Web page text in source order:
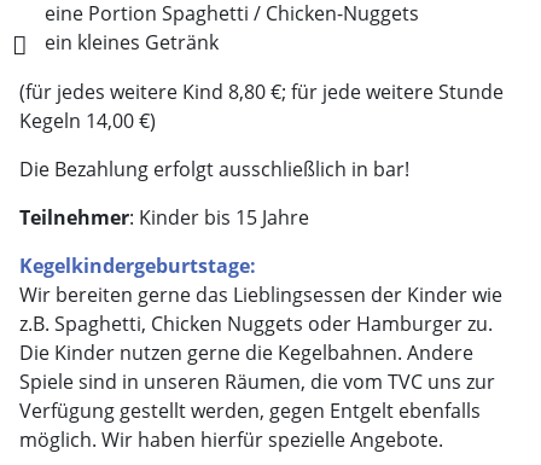
eine Portion Spaghetti / Chicken-Nuggets
ein kleines Getränk
(für jedes weitere Kind 8,80 €; für jede weitere Stunde
Kegeln 14,00 €)
Die Bezahlung erfolgt ausschließlich in bar!
Teilnehmer: Kinder bis 15 Jahre
Kegelkindergeburtstage:
Wir bereiten gerne das Lieblingsessen der Kinder wie
z.B. Spaghetti, Chicken Nuggets oder Hamburger zu.
Die Kinder nutzen gerne die Kegelbahnen. Andere
Spiele sind in unseren Räumen, die vom TVC uns zur
Verfügung gestellt werden, gegen Entgelt ebenfalls
möglich. Wir haben hierfür spezielle Angebote.